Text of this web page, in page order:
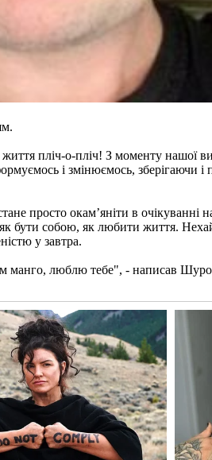
пліч-о-пліч! З моменту нашої
і змінюємось,
просто окамʼяніти в очікуванні
бути собою, як любити життя.
у завтра.
манго, люблю тебе", - написав